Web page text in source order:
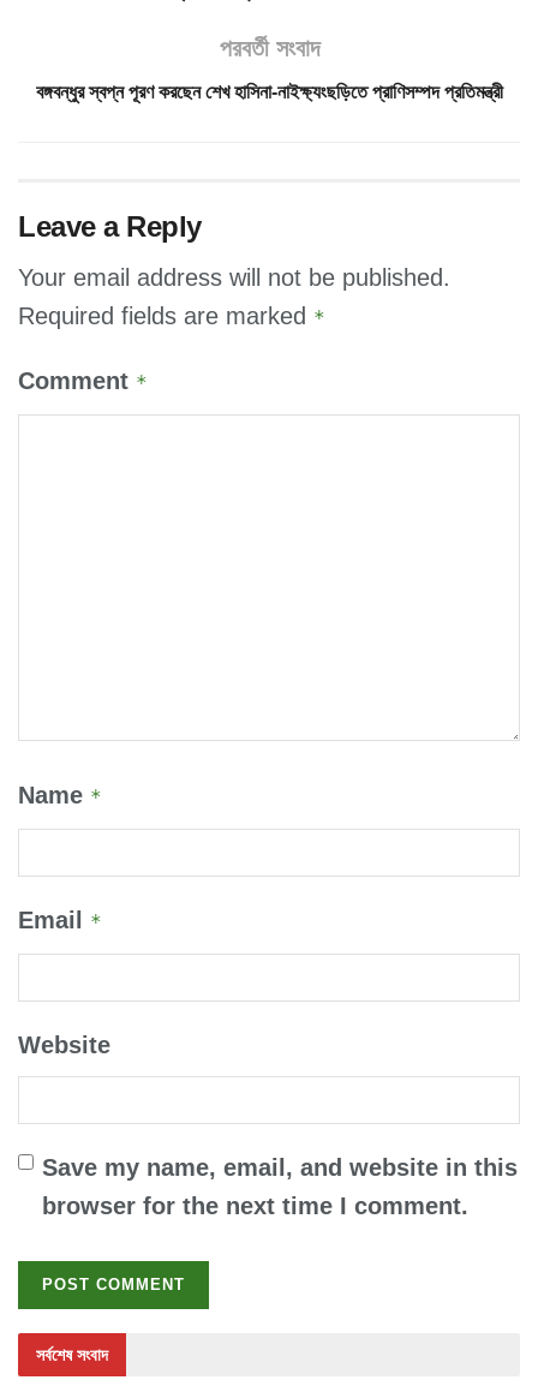
পরবর্তী সংবাদ
বঙ্গবন্ধুর স্বপ্ন পূরণ করছেন শেখ হাসিনা-নাইক্ষ্যংছড়িতে প্রাণিসম্পদ প্রতিমন্ত্রী
Leave a Reply
Your email address will not be published.
Required fields are marked *
Comment *
Name *
Email *
Website
Save my name, email, and website in this
browser for the next time I comment.
সর্বশেষ সংবাদ